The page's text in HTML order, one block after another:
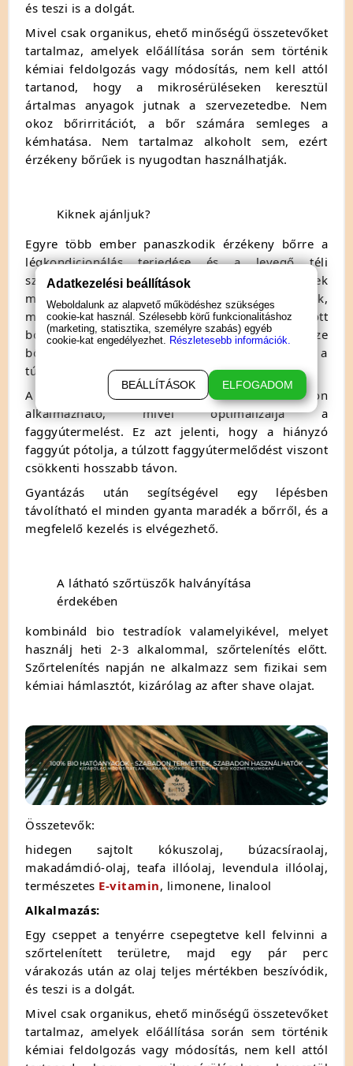
és teszi is a dolgát.
Mivel csak organikus, ehető minőségű összetevőket
tartalmaz, amelyek előállítása során sem történik
kémiai feldolgozás vagy módosítás, nem kell attól
tartanod, hogy a mikrosérüléseken keresztül
ártalmas anyagok jutnak a szervezetedbe. Nem
okoz bőrirritációt, a bőr számára semleges a
kémhatása. Nem tartalmaz alkoholt sem, ezért
érzékeny bőrűek is nyugodtan használhatják.
Kiknek ajánljuk?
Egyre több ember panaszkodik érzékeny bőrre a
légkondicionálás terjedése és a levegő téli
szárazsága miatt. A bőr savköpenyének
megbomlásával az olyan irritáló beavatkozások,
mint a szőrtelenítés, könnyen vezetnek túlzott
bőrreakcióhoz. Az emberek egy része
bőrszárazsággal küzd, másoknak viszont épp a
túlzott faggyútermelés okoz gondot.
A borotválkozás utáni olaj minden bőrtípuson
alkalmazható, mivel optimalizálja a
faggyútermelést. Ez azt jelenti, hogy a hiányzó
faggyút pótolja, a túlzott faggyútermelődést viszont
csökkenti hosszabb távon.
Gyantázás után segítségével egy lépésben
távolítható el minden gyanta maradék a bőrről, és a
megfelelő kezelés is elvégezhető.
A látható szőrtüszők halványítása
érdekében
kombináld bio testradíok valamelyikével, melyet
használj heti 2-3 alkalommal, szőrtelenítés előtt.
Szőrtelenítés napján ne alkalmazz sem fizikai sem
kémiai hámlasztót, kizárólag az after shave olajat.
Összetevők:
hidegen sajtolt kókuszolaj, búzacsíraolaj,
makadámdió-olaj, teafa illóolaj, levendula illóolaj,
természetes E-vitamin, limonene, linalool
Alkalmazás:
Egy cseppet a tenyérre csepegtetve kell felvinni a
szőrtelenített területre, majd egy pár perc
várakozás után az olaj teljes mértékben beszívódik,
és teszi is a dolgát.
Mivel csak organikus, ehető minőségű összetevőket
tartalmaz, amelyek előállítása során sem történik
kémiai feldolgozás vagy módosítás, nem kell attól
Adatkezelési beállítások
Weboldalunk az alapvető működéshez szükséges
cookie-kat használ. Szélesebb körű funkcionalitáshoz
(marketing, statisztika, személyre szabás) egyéb
cookie-kat engedélyezhet. Részletesebb információk.
BEÁLLÍTÁSOK ELFOGADOM